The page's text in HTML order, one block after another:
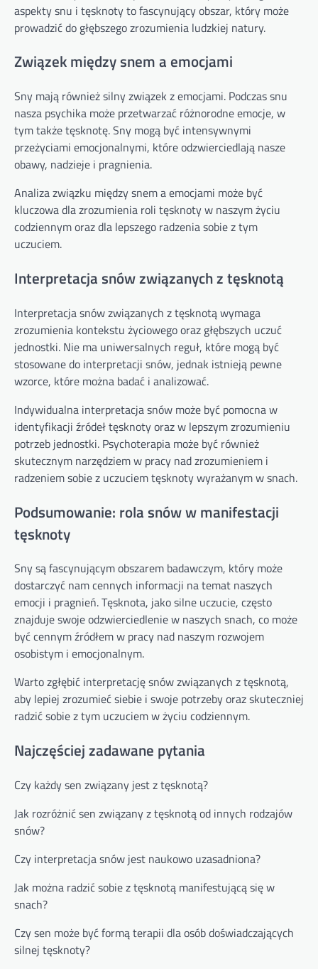
aspekty snu i tęsknoty to fascynujący obszar, który może
prowadzić do głębszego zrozumienia ludzkiej natury.
Związek między snem a emocjami
Sny mają również silny związek z emocjami. Podczas snu
nasza psychika może przetwarzać różnorodne emocje, w
tym także tęsknotę. Sny mogą być intensywnymi
przeżyciami emocjonalnymi, które odzwierciedlają nasze
obawy, nadzieje i pragnienia.
Analiza związku między snem a emocjami może być
kluczowa dla zrozumienia roli tęsknoty w naszym życiu
codziennym oraz dla lepszego radzenia sobie z tym
uczuciem.
Interpretacja snów związanych z tęsknotą
Interpretacja snów związanych z tęsknotą wymaga
zrozumienia kontekstu życiowego oraz głębszych uczuć
jednostki. Nie ma uniwersalnych reguł, które mogą być
stosowane do interpretacji snów, jednak istnieją pewne
wzorce, które można badać i analizować.
Indywidualna interpretacja snów może być pomocna w
identyfikacji źródeł tęsknoty oraz w lepszym zrozumieniu
potrzeb jednostki. Psychoterapia może być również
skutecznym narzędziem w pracy nad zrozumieniem i
radzeniem sobie z uczuciem tęsknoty wyrażanym w snach.
Podsumowanie: rola snów w manifestacji
tęsknoty
Sny są fascynującym obszarem badawczym, który może
dostarczyć nam cennych informacji na temat naszych
emocji i pragnień. Tęsknota, jako silne uczucie, często
znajduje swoje odzwierciedlenie w naszych snach, co może
być cennym źródłem w pracy nad naszym rozwojem
osobistym i emocjonalnym.
Warto zgłębić interpretację snów związanych z tęsknotą,
aby lepiej zrozumieć siebie i swoje potrzeby oraz skuteczniej
radzić sobie z tym uczuciem w życiu codziennym.
Najczęściej zadawane pytania
Czy każdy sen związany jest z tęsknotą?
Jak rozróżnić sen związany z tęsknotą od innych rodzajów
snów?
Czy interpretacja snów jest naukowo uzasadniona?
Jak można radzić sobie z tęsknotą manifestującą się w
snach?
Czy sen może być formą terapii dla osób doświadczających
silnej tęsknoty?